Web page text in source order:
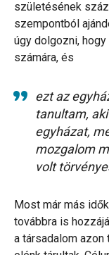
születésének
szempontból
úgy dolgozni,
számára, és
ezt az
tanultam,
egyházat,
mozgalom
volt
Most már más
továbbra is
a társadalom